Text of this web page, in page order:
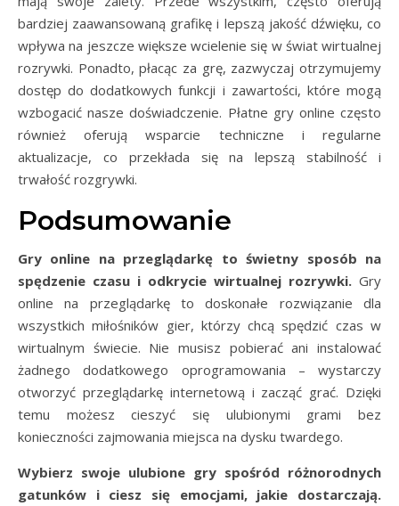
bardziej zaawansowaną grafikę i lepszą jakość dźwięku, co
wpływa na jeszcze większe wcielenie się w świat wirtualnej
rozrywki. Ponadto, płacąc za grę, zazwyczaj otrzymujemy
dostęp do dodatkowych funkcji i zawartości, które mogą
wzbogacić nasze doświadczenie. Płatne gry online często
również oferują wsparcie techniczne i regularne
aktualizacje, co przekłada się na lepszą stabilność i
trwałość rozgrywki.
Podsumowanie
Gry online na przeglądarkę to świetny sposób na
spędzenie czasu i odkrycie wirtualnej rozrywki. Gry
online na przeglądarkę to doskonałe rozwiązanie dla
wszystkich miłośników gier, którzy chcą spędzić czas w
wirtualnym świecie. Nie musisz pobierać ani instalować
żadnego dodatkowego oprogramowania – wystarczy
otworzyć przeglądarkę internetową i zacząć grać. Dzięki
temu możesz cieszyć się ulubionymi grami bez
konieczności zajmowania miejsca na dysku twardego.
Wybierz swoje ulubione gry spośród różnorodnych
gatunków i ciesz się emocjami, jakie dostarczają.